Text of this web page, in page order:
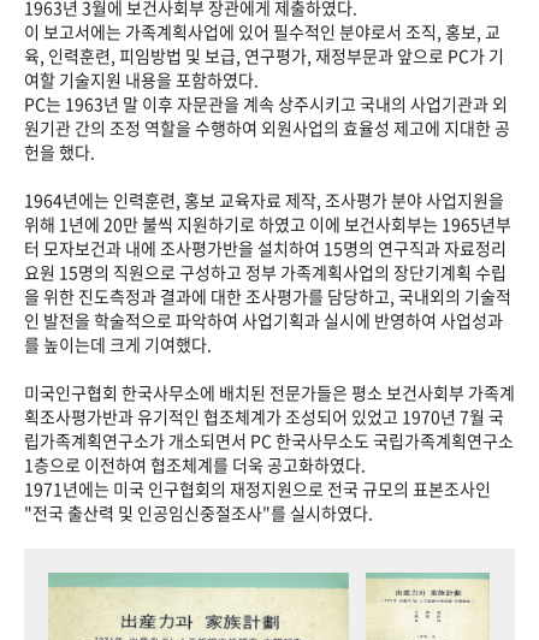
1963년 3월에 보건사회부 장관에게 제출하였다.
이 보고서에는 가족계획사업에 있어 필수적인 분야로서 조직, 홍보, 교
육, 인력훈련, 피임방법 및 보급, 연구평가, 재정부문과 앞으로 PC가 기
여할 기술지원 내용을 포함하였다.
PC는 1963년 말 이후 자문관을 계속 상주시키고 국내의 사업기관과 외
원기관 간의 조정 역할을 수행하여 외원사업의 효율성 제고에 지대한 공
헌을 했다.
1964년에는 인력훈련, 홍보 교육자료 제작, 조사평가 분야 사업지원을
위해 1년에 20만 불씩 지원하기로 하였고 이에 보건사회부는 1965년부
터 모자보건과 내에 조사평가반을 설치하여 15명의 연구직과 자료정리
요원 15명의 직원으로 구성하고 정부 가족계획사업의 장단기계획 수립
을 위한 진도측정과 결과에 대한 조사평가를 담당하고, 국내외의 기술적
인 발전을 학술적으로 파악하여 사업기획과 실시에 반영하여 사업성과
를 높이는데 크게 기여했다.
미국인구협회 한국사무소에 배치된 전문가들은 평소 보건사회부 가족계
획조사평가반과 유기적인 협조체계가 조성되어 있었고 1970년 7월 국
립가족계획연구소가 개소되면서 PC 한국사무소도 국립가족계획연구소
1층으로 이전하여 협조체계를 더욱 공고화하였다.
1971년에는 미국 인구협회의 재정지원으로 전국 규모의 표본조사인
"전국 출산력 및 인공임신중절조사"를 실시하였다.